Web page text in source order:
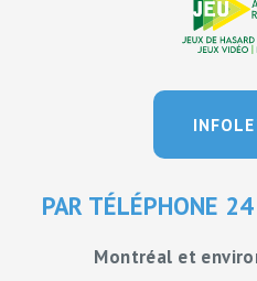
PAR TÉLÉPHONE
Montréal et